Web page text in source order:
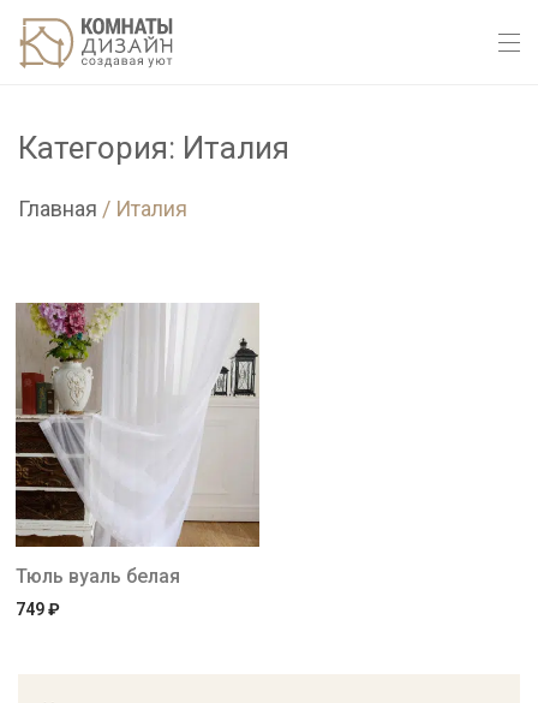
Категория: Италия
Главная / Италия
Тюль вуаль белая
749₽